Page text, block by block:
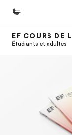
Accueil
EF COURS DE
Étudiants et adultes